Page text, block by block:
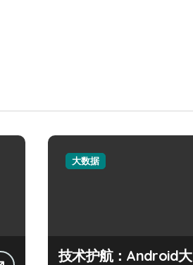
大数据
技术护航：Android大